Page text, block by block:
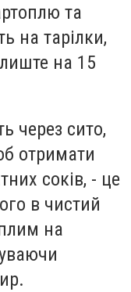
та
на тарілки,
на 15
через сито,
отримати
соків, - це
в чистий
на